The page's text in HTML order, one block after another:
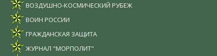
ВОЗДУШНО-КОСМИЧЕСКИЙ РУБЕЖ
ВОИН РОССИИ
ГРАЖДАНСКАЯ ЗАЩИТА
ЖУРНАЛ "МОРПОЛИТ"